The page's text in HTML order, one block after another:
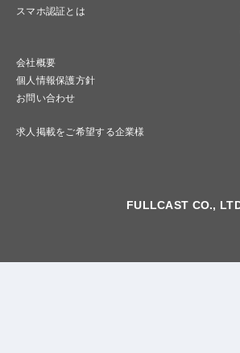
スマホ認証とは
会社概要
個人情報保護方針
お問い合わせ
求人掲載をご希望する企業様
FULLCAST CO.,